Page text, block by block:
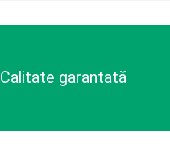
Calitate garantată